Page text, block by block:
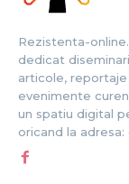
Rezistenta-
dedicat
articole,
evenimente
un spatiu digital
oricand la